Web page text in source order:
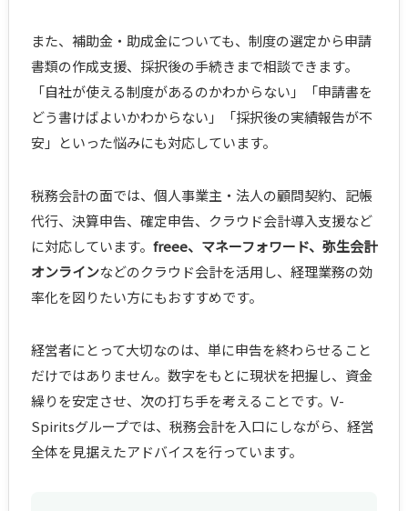
また、補助金・助成金についても、制度の選定から申請
書類の作成支援、採択後の手続きまで相談できます。
「自社が使える制度があるのかわからない」「申請書を
どう書けばよいかわからない」「採択後の実績報告が不
安」といった悩みにも対応しています。
税務会計の面では、個人事業主・法人の顧問契約、記帳
代行、決算申告、確定申告、クラウド会計導入支援など
に対応しています。 freee、マネーフォワード、弥生会計
オンラインなどのクラウド会計を活用し、経理業務の効
率化を図りたい方にもおすすめです。
経営者にとって大切なのは、単に申告を終わらせること
だけではありません。数字をもとに現状を把握し、資金
繰りを安定させ、次の打ち手を考えることです。V-
Spiritsグループでは、税務会計を入口にしながら、経営
全体を見据えたアドバイスを行っています。